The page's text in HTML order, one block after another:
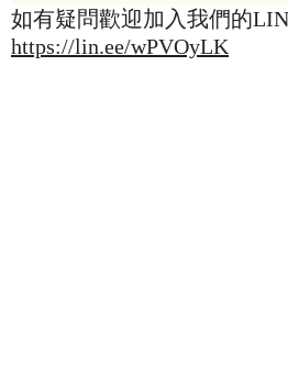
如有疑問歡迎加入我們的
https://lin.ee/wPVOyLK